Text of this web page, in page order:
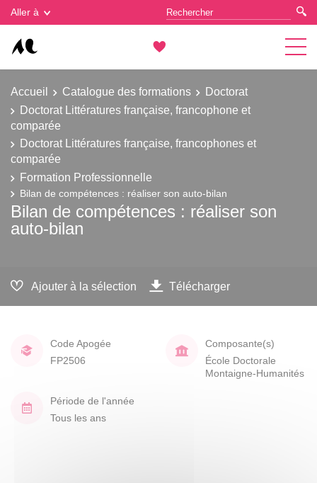
Aller à
Accueil Catalogue des formations
Doctorat
Doctorat Littératures française, francophone et
comparée
Doctorat Littératures française, francophones et
comparée
Formation Professionnelle
Bilan de compétences : réaliser son auto-bilan
Bilan de compétences : réaliser son
auto-bilan
Ajouter à la sélection Télécharger
Code Apogée
FP2506
Composante(s)
École Doctorale
Montaigne-Humanités
Période de l'année
Tous les ans
Gestion des cookies